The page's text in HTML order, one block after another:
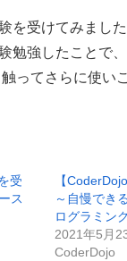
を受けてみました
勉強したことで
ってさらに使い
受
ス
【
～自慢でき
ログラミン
2021年5月
CoderDojo